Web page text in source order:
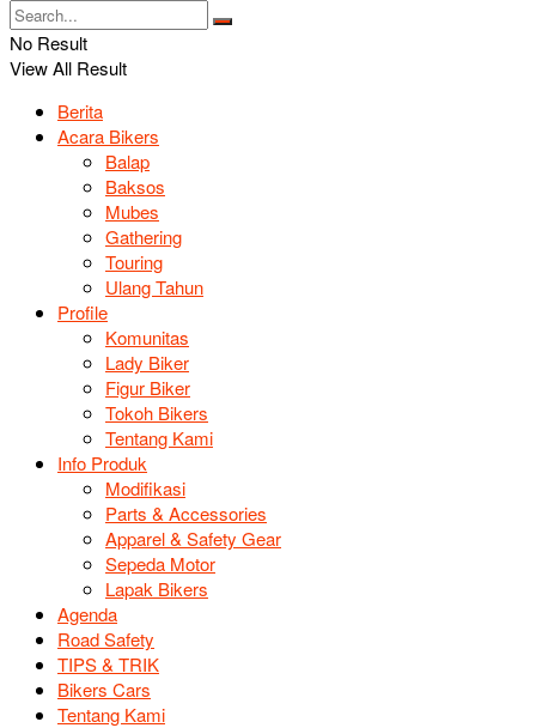
No Result
View All Result
Berita
Acara Bikers
Balap
Baksos
Mubes
Gathering
Touring
Ulang Tahun
Profile
Komunitas
Lady Biker
Figur Biker
Tokoh Bikers
Tentang Kami
Info Produk
Modifikasi
Parts & Accessories
Apparel & Safety Gear
Sepeda Motor
Lapak Bikers
Agenda
Road Safety
TIPS & TRIK
Bikers Cars
Tentang Kami